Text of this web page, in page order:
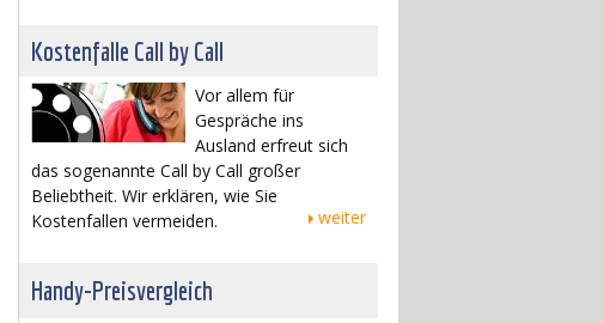
Kostenfalle Call by Call
Vor allem für
Gespräche ins
Ausland erfreut sich
das sogenannte Call by Call großer
Beliebtheit. Wir erklären, wie Sie
Kostenfallen vermeiden.
weiter
Handy-Preisvergleich